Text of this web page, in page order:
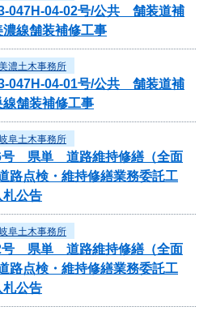
047H-04-02号/公共 舗装道補
線舗装補修工事
濃土木事務所
047H-04-01号/公共 舗装道補
舗装補修工事
阜土木事務所
号 県単 道路維持修繕（全面
路点検・維持修繕業務委託工
札公告
阜土木事務所
号 県単 道路維持修繕（全面
路点検・維持修繕業務委託工
札公告